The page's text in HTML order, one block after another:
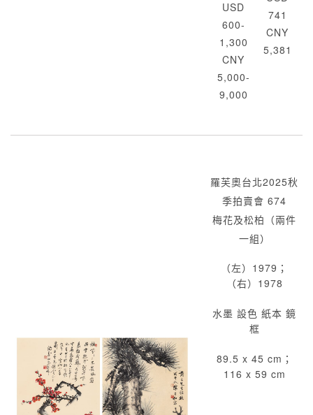
USD
600-
1,300
CNY
5,000-
9,000
741
CNY
5,381
羅芙奧台北2025秋
季拍賣會 674
梅花及松柏（兩件
一組）
（左）1979；
（右）1978
水墨 設色 紙本 鏡
框
89.5 x 45 cm；
116 x 59 cm